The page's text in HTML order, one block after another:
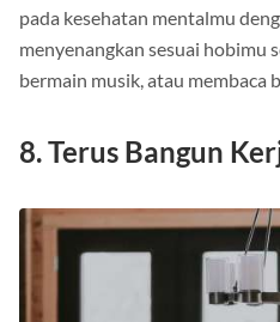
pada kesehatan mentalmu
menyenangkan sesuai hobimu
bermain musik, atau membaca
8. Terus Bangun